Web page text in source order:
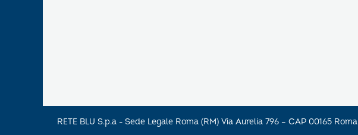
RETE BLU S.p.a - Sede Legale Roma (RM) Via Aurelia 796 – CAP 00165 Roma